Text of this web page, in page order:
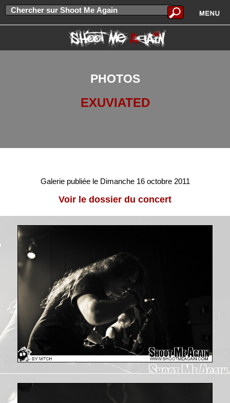
PHOTOS
EXUVIATED
Galerie publiée le Dimanche 16 octobre 2011
Voir le dossier du concert